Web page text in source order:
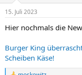
n
e
n
:
15. Juli 2023
Hier nochmals die
Burger King
Scheiben Käse!